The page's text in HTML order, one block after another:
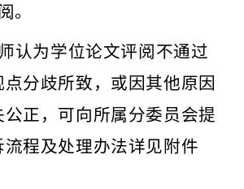
。
认为学位论文评阅不通过
分歧所致，或因其他原因
公正，可向所属分委员会提
流程及处理办法详见附件